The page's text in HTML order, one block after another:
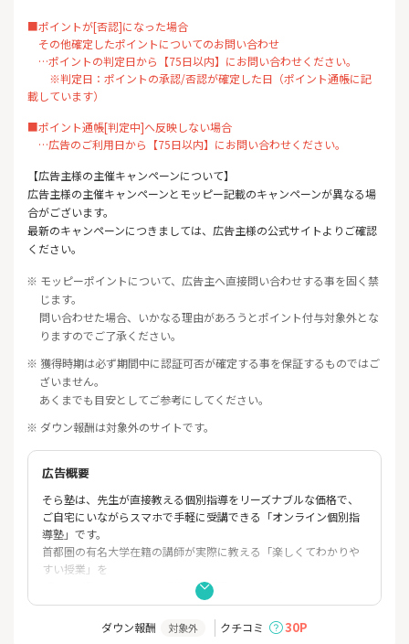
■ポイントが[否認]になった場合
その他確定したポイントについてのお問い合わせ
…ポイントの判定日から【75日以内】にお問い合わせください。
※判定日：ポイントの承認/否認が確定した日（ポイント通帳に記
載しています）
■ポイント通帳[判定中]へ反映しない場合
…広告のご利用日から【75日以内】にお問い合わせください。
【広告主様の主催キャンペーンについて】
広告主様の主催キャンペーンとモッピー記載のキャンペーンが異なる場
合がございます。
最新のキャンペーンにつきましては、広告主様の公式サイトよりご確認
ください。
※ モッピーポイントについて、広告主へ直接問い合わせする事を固く禁
じます。
問い合わせた場合、いかなる理由があろうとポイント付与対象外とな
りますのでご了承ください。
※ 獲得時期は必ず期間中に認証可否が確定する事を保証するものではご
ざいません。
あくまでも目安としてご参考にしてください。
※ ダウン報酬は対象外のサイトです。
広告概要
そら塾は、先生が直接教える個別指導をリーズナブルな価格で、
ご自宅にいながらスマホで手軽に受講できる「オンライン個別指
導塾」です。
首都圏の有名大学在籍の講師が実際に教える「楽しくてわかりや
すい授業」を
「先生が隣にいるような感覚」で受講することができます。
お通いの学校のテスト範囲にあわせた指導を、質問にもしっかり
対応できる１授業80分で実施します。
「わかった！できた！」を感じていただき、成績アップにつなげ
ダウン報酬 対象外 クチコミ 30P